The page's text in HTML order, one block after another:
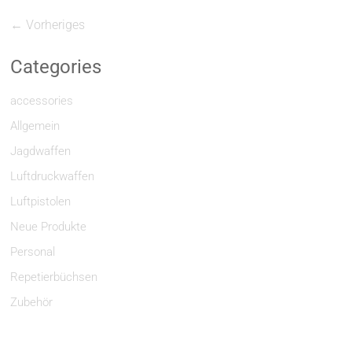
← Vorheriges
Categories
accessories
Allgemein
Jagdwaffen
Luftdruckwaffen
Luftpistolen
Neue Produkte
Personal
Repetierbüchsen
Zubehör